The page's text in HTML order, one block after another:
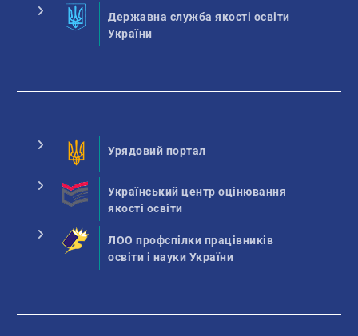
Державна служба якості освіти
України
Урядовий портал
Український центр оцінювання
якості освіти
ЛОО профспілки працівників
освіти і науки України